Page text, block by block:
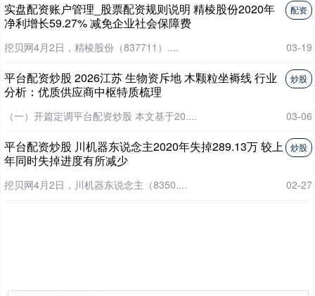
配资
实盘配资账户管理_股票配资规则说明 精棱股份2020年
净利增长59.27% 减免企业社会保障费
挖贝网4月2日，精棱股份（837711）.... 03-19
炒股
平台配资炒股 2026江苏 生物资斥地 木颗粒坐褥线 行业
分析：优质供应商中枢特质梳理
（一）开篇定调平台配资炒股 本文基于20.... 03-06
炒股
平台配资炒股 川机器东说念主2020年失掉289.13万 较上
年同时失掉进度有所减少
挖贝网4月2日，川机器东说念主（8350.... 02-27